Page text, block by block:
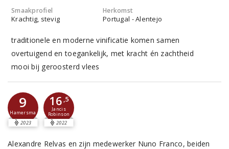
Smaakprofiel
Krachtig, stevig
Herkomst
Portugal - Alentejo
traditionele en moderne vinificatie komen samen
overtuigend en toegankelijk, met kracht én zachtheid
mooi bij geroosterd vlees
9
Hamersma
2023
16 ,5
Jancis
Robinson
2022
Alexandre Relvas en zijn medewerker Nuno Franco, beiden